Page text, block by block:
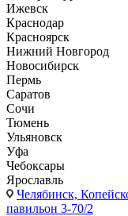
Ижевск
Краснодар
Красноярск
Нижний Новгород
Новосибирск
Пермь
Саратов
Сочи
Тюмень
Ульяновск
Уфа
Чебоксары
Ярославль
Челябинск,
павильон 3-70/2